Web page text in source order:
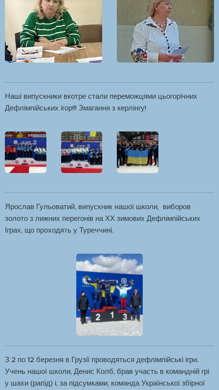
Наші випускники вкотре стали переможцями цьогорічних
Дефлімпійських ігор!!! Змагання з керлінгу!
Ярослав Гульоватий, випускник нашої школи, виборов
золото з лижних перегонів на ХХ зимових Дефлімпійських
Іграх, що проходять у Туреччині.
З 2 по 12 березня в Грузії проводяться дефлімпійські ігри.
Учень нашої школи, Денис Колб, брав участь в командній грі
у шахи (рапід) і, за підсумками, команда Української збірної